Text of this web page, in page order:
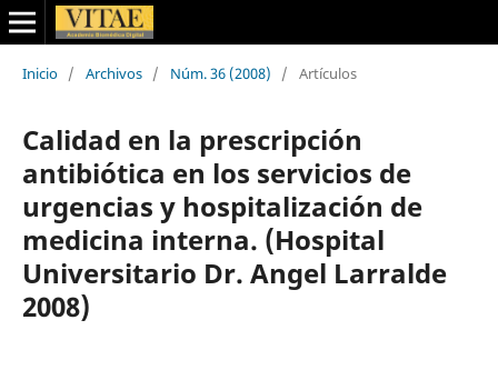
Inicio / Archivos / Núm. 36 (2008) / Artículos
Calidad en la prescripción
antibiótica en los servicios de
urgencias y hospitalización de
medicina interna. (Hospital
Universitario Dr. Angel Larralde
2008)